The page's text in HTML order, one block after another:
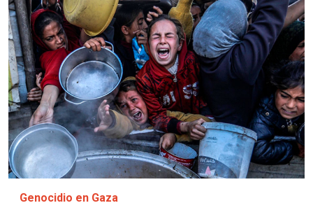
Genocidio en Gaza